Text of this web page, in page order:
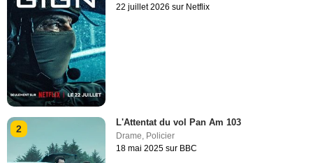
22 juillet 2026 sur Netflix
2
L'Attentat du vol Pan Am 103
Drame, Policier
18 mai 2025 sur BBC